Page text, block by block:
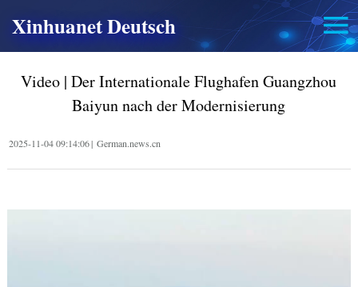
Xinhuanet Deutsch
Video | Der Internationale Flughafen Guangzhou
Baiyun nach der Modernisierung
2025-11-04 09:14:06| German.news.cn